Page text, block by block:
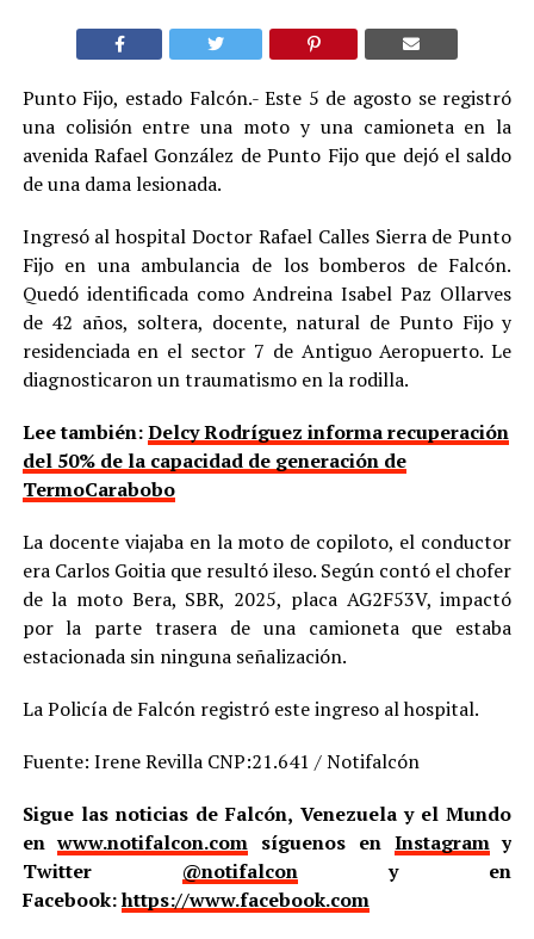
Punto Fijo, estado Falcón.- Este 5 de agosto se registró
una colisión entre una moto y una camioneta en la
avenida Rafael González de Punto Fijo que dejó el saldo
de una dama lesionada.
Ingresó al hospital Doctor Rafael Calles Sierra de Punto
Fijo en una ambulancia de los bomberos de Falcón.
Quedó identificada como Andreina Isabel Paz Ollarves
de 42 años, soltera, docente, natural de Punto Fijo y
residenciada en el sector 7 de Antiguo Aeropuerto. Le
diagnosticaron un traumatismo en la rodilla.
Lee también:Delcy Rodríguez informa recuperación
del 50% de la capacidad de generación de
TermoCarabobo
La docente viajaba en la moto de copiloto, el conductor
era Carlos Goitia que resultó ileso. Según contó el chofer
de la moto Bera, SBR, 2025, placa AG2F53V, impactó
por la parte trasera de una camioneta que estaba
estacionada sin ninguna señalización.
La Policía de Falcón registró este ingreso al hospital.
Fuente: Irene Revilla CNP:21.641 / Notifalcón
Sigue las noticias de Falcón, Venezuela y el Mundo
enwww.notifalcon.com síguenos en Instagramy
Twitter @notifalcony en
Facebook:https://www.facebook.com